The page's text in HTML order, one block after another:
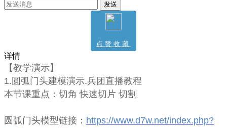
发送
点赞收藏
详情
【教学演示】
1.圆弧门头建模演示.兵团直播教程
本节课重点：切角 快速切片 切割
圆弧门头模型链接： https://www.d7w.net/index.php?